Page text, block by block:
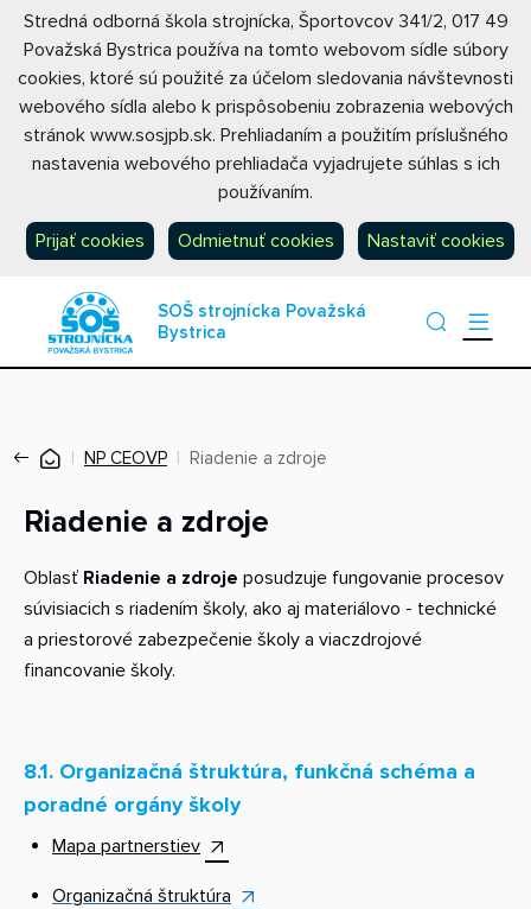
Stredná odborná škola strojnícka, Športovcov 341/2, 017 49
Považská Bystrica používa na tomto webovom sídle súbory
cookies, ktoré sú použité za účelom sledovania návštevnosti
webového sídla alebo k prispôsobeniu zobrazenia webových
stránok www.sosjpb.sk. Prehliadaním a použitím príslušného
nastavenia webového prehliadača vyjadrujete súhlas s ich
používaním.
Prijať cookies Odmietnuť cookies Nastaviť cookies
SOŠ strojnícka Považská
Bystrica
NP CEOVP Riadenie a zdroje
Riadenie a zdroje
Oblasť Riadenie a zdroje posudzuje fungovanie procesov
súvisiacich s riadením školy, ako aj materiálovo - technické
a priestorové zabezpečenie školy a viaczdrojové
financovanie školy.
8.1. Organizačná štruktúra, funkčná schéma a
poradné orgány školy
Mapa partnerstiev
Organizačná štruktúra